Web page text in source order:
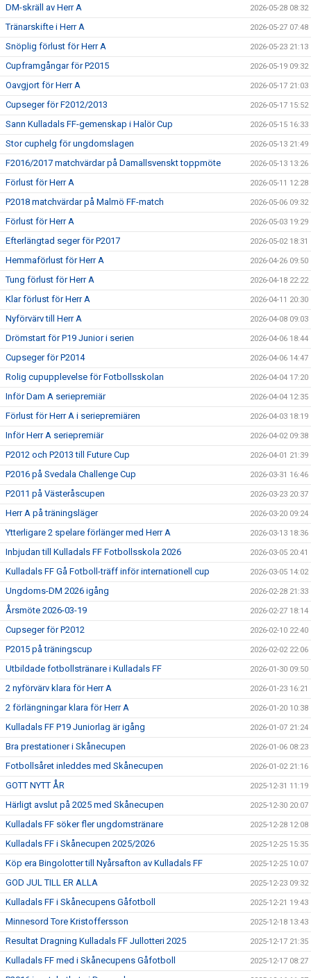
DM-skräll av Herr A 2026-05-28 08:32
Tränarskifte i Herr A 2026-05-27 07:48
Snöplig förlust för Herr A 2026-05-23 21:13
Cupframgångar för P2015 2026-05-19 09:32
Oavgjort för Herr A 2026-05-17 21:03
Cupseger för F2012/2013 2026-05-17 15:52
Sann Kulladals FF-gemenskap i Halör Cup 2026-05-15 16:33
Stor cuphelg för ungdomslagen 2026-05-13 21:49
F2016/2017 matchvärdar på Damallsvenskt toppmöte 2026-05-13 13:26
Förlust för Herr A 2026-05-11 12:28
P2018 matchvärdar på Malmö FF-match 2026-05-06 09:32
Förlust för Herr A 2026-05-03 19:29
Efterlängtad seger för P2017 2026-05-02 18:31
Hemmaförlust för Herr A 2026-04-26 09:50
Tung förlust för Herr A 2026-04-18 22:22
Klar förlust för Herr A 2026-04-11 20:30
Nyförvärv till Herr A 2026-04-08 09:03
Drömstart för P19 Junior i serien 2026-04-06 18:44
Cupseger för P2014 2026-04-06 14:47
Rolig cupupplevelse för Fotbollsskolan 2026-04-04 17:20
Inför Dam A seriepremiär 2026-04-04 12:35
Förlust för Herr A i seriepremiären 2026-04-03 18:19
Inför Herr A seriepremiär 2026-04-02 09:38
P2012 och P2013 till Future Cup 2026-04-01 21:39
P2016 på Svedala Challenge Cup 2026-03-31 16:46
P2011 på Västeråscupen 2026-03-23 20:37
Herr A på träningsläger 2026-03-20 09:24
Ytterligare 2 spelare förlänger med Herr A 2026-03-13 18:36
Inbjudan till Kulladals FF Fotbollsskola 2026 2026-03-05 20:41
Kulladals FF Gå Fotboll-träff inför internationell cup 2026-03-05 14:02
Ungdoms-DM 2026 igång 2026-02-28 21:33
Årsmöte 2026-03-19 2026-02-27 18:14
Cupseger för P2012 2026-02-10 22:40
P2015 på träningscup 2026-02-02 22:06
Utbildade fotbollstränare i Kulladals FF 2026-01-30 09:50
2 nyförvärv klara för Herr A 2026-01-23 16:21
2 förlängningar klara för Herr A 2026-01-20 10:38
Kulladals FF P19 Juniorlag är igång 2026-01-07 21:24
Bra prestationer i Skånecupen 2026-01-06 08:23
Fotbollsåret inleddes med Skånecupen 2026-01-02 21:16
GOTT NYTT ÅR 2025-12-31 11:19
Härligt avslut på 2025 med Skånecupen 2025-12-30 20:07
Kulladals FF söker fler ungdomstränare 2025-12-28 12:08
Kulladals FF i Skånecupen 2025/2026 2025-12-25 15:35
Köp era Bingolotter till Nyårsafton av Kulladals FF 2025-12-25 10:07
GOD JUL TILL ER ALLA 2025-12-23 09:32
Kulladals FF i Skånecupens Gåfotboll 2025-12-21 19:43
Minnesord Tore Kristoffersson 2025-12-18 13:43
Resultat Dragning Kulladals FF Jullotteri 2025 2025-12-17 21:35
Kulladals FF med i Skånecupens Gåfotboll 2025-12-17 08:27